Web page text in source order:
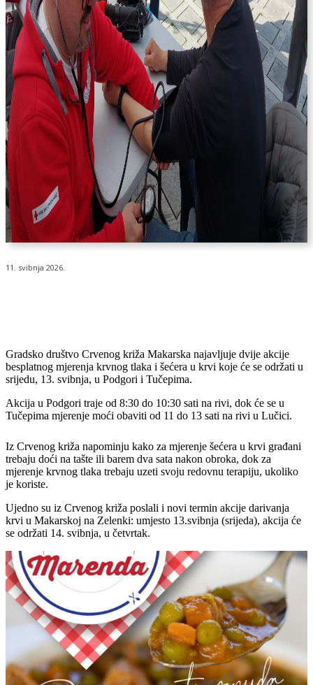
11. svibnja 2026.
Gradsko društvo Crvenog križa Makarska najavljuje dvije akcije
besplatnog mjerenja krvnog tlaka i šećera u krvi koje će se održati u
srijedu, 13. svibnja, u Podgori i Tučepima.
Akcija u Podgori traje od 8:30 do 10:30 sati na rivi, dok će se u
Tučepima mjerenje moći obaviti od 11 do 13 sati na rivi u Lučici.
Iz Crvenog križa napominju kako za mjerenje šećera u krvi građani
trebaju doći na tašte ili barem dva sata nakon obroka, dok za
mjerenje krvnog tlaka trebaju uzeti svoju redovnu terapiju, ukoliko
je koriste.
Ujedno su iz Crvenog križa poslali i novi termin akcije darivanja
krvi u Makarskoj na Zelenki: umjesto 13.svibnja (srijeda), akcija će
se održati 14. svibnja, u četvrtak.